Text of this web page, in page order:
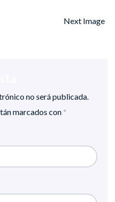
Next Image
no será publicada.
marcados con *